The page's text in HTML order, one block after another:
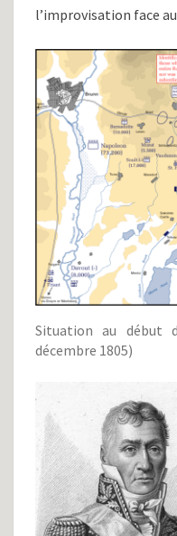
l’improvisation face
Situation au début
décembre 1805)